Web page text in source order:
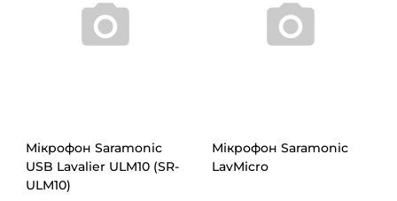
Мікрофон Saramonic
USB Lavalier ULM10 (SR-
ULM10)
Мікрофон Saramonic
LavMicro